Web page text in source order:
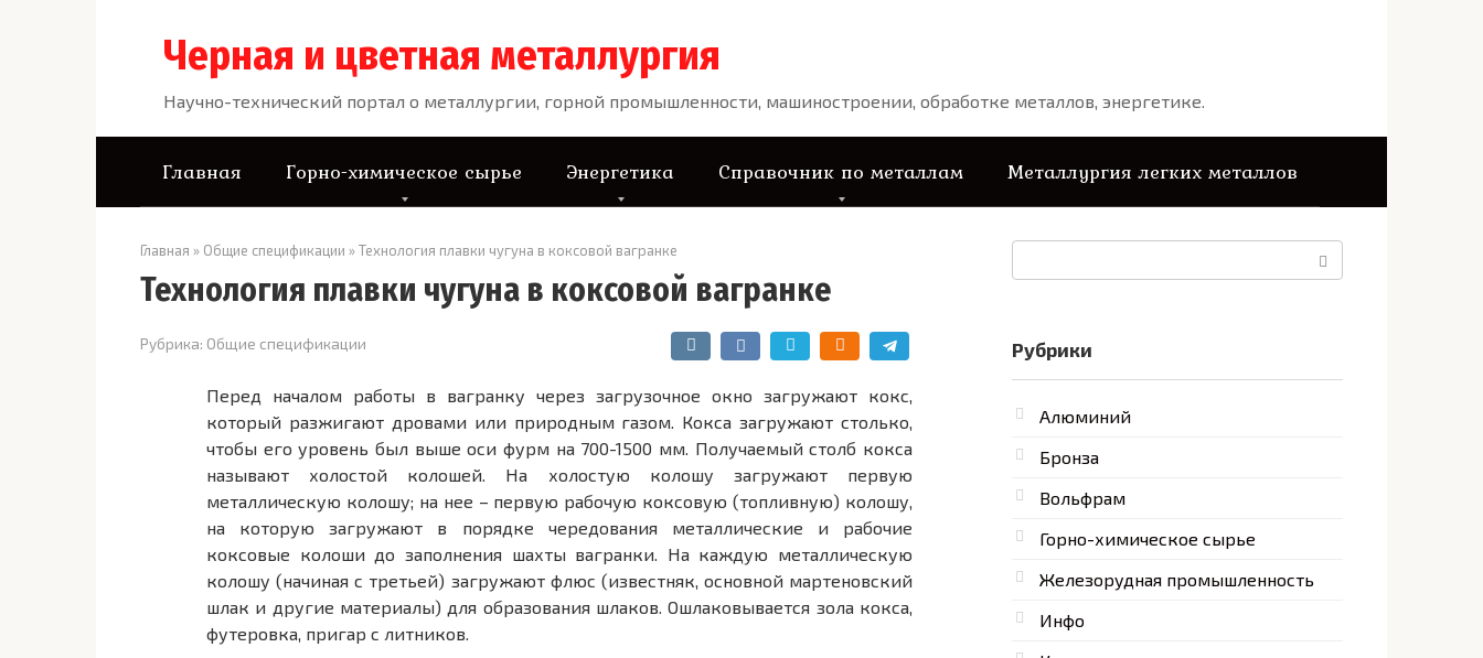
Черная и цветная металлургия
Научно-технический портал о металлургии, горной промышленности, машиностроении, обработке металлов, энергетике.
Главная Горно-химическое сырье Энергетика Справочник по металлам Металлургия легких металлов
Главная » Общие спецификации »Технология плавки чугуна в коксовой вагранке
Технология плавки чугуна в коксовой вагранке
Рубрика: Общие спецификации
Перед началом работы в вагранку через загрузочное окно загружают кокс,
который разжигают дровами или природным газом. Кокса загружают столько,
чтобы его уровень был выше оси фурм на 700-1500 мм. Получаемый столб кокса
называют холостой колошей. На холостую колошу загружают первую
металлическую колошу; на нее – первую рабочую коксовую (топливную) колошу,
на которую загружают в порядке чередования металлические и рабочие
коксовые колоши до заполнения шахты вагранки. На каждую металлическую
колошу (начиная с третьей) загружают флюс (известняк, основной мартеновский
шлак и другие материалы) для образования шлаков. Ошлаковывается зола кокса,
футеровка, пригар с литников.
Рубрики
Алюминий
Бронза
Вольфрам
Горно-химическое сырье
Железорудная промышленность
Инфо